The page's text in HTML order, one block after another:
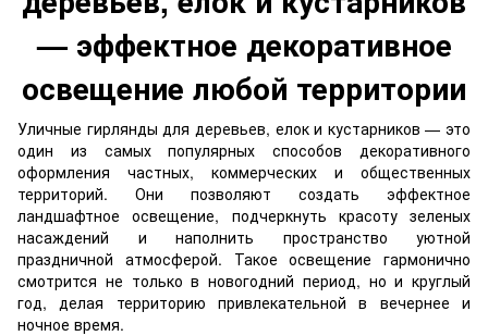
— эффектное декоративное
освещение любой территории
Уличные гирлянды для деревьев, елок и кустарников — это
один из самых популярных способов декоративного
оформления частных, коммерческих и общественных
территорий. Они позволяют создать эффектное
ландшафтное освещение, подчеркнуть красоту зеленых
насаждений и наполнить пространство уютной
праздничной атмосферой. Такое освещение гармонично
смотрится не только в новогодний период, но и круглый
год, делая территорию привлекательной в вечернее и
ночное время.